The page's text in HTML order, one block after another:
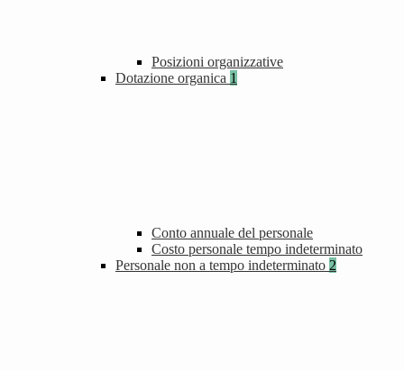
Posizioni organizzative
Dotazione organica 1
Conto annuale del personale
Costo personale tempo indeterminato
Personale non a tempo indeterminato 2